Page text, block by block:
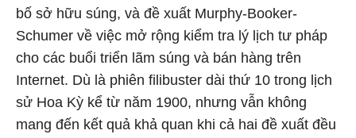
bố sở hữu súng, và đề xuất Murphy-Booker-
Schumer về việc mở rộng kiểm tra lý lịch tư pháp
cho các buổi triển lãm súng và bán hàng trên
Internet. Dù là phiên filibuster dài thứ 10 trong lịch
sử Hoa Kỳ kể từ năm 1900, nhưng vẫn không
mang đến kết quả khả quan khi cả hai đề xuất đều